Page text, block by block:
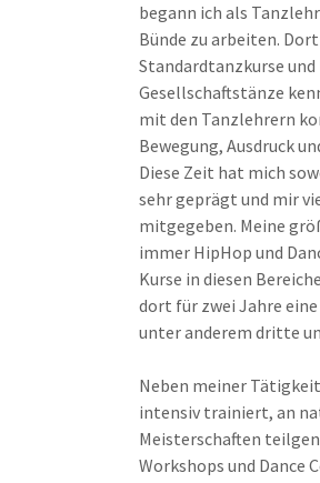
begann ich als
Bünde zu arbeiten.
Standardtanzkurse
Gesellschaftstänze
mit den Tanzlehrern
Bewegung, Ausdruck
Diese Zeit hat mich
sehr geprägt und mir
mitgegeben. Meine
immer HipHop und
Kurse in diesen
dort für zwei Jahre
unter anderem dritte
Neben meiner
intensiv trainiert, an
Meisterschaften
Workshops und Dance